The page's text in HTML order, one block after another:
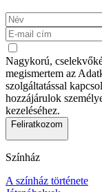
Nagykorú,
megismertem az
szolgáltatással
hozzájárulok
kezeléséhez.
Feliratkozom
Színház
A színház története